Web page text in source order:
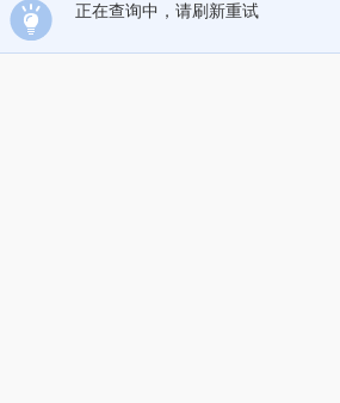
正在查询中，请刷新重试